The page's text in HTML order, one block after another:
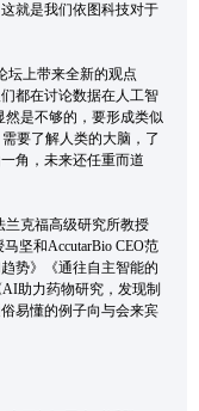
就是我们依图科技对于
坛上带来全新的观点
都在讨论数据在人工智
然是不够的，要形成类似
要了解人类的大脑，了
角，未来还任重而道
兰克福高级研究所教授
坚和AccutarBio CEO范
势》《通往自主智能的
助力药物研究，发现制
易懂的例子向与会来宾